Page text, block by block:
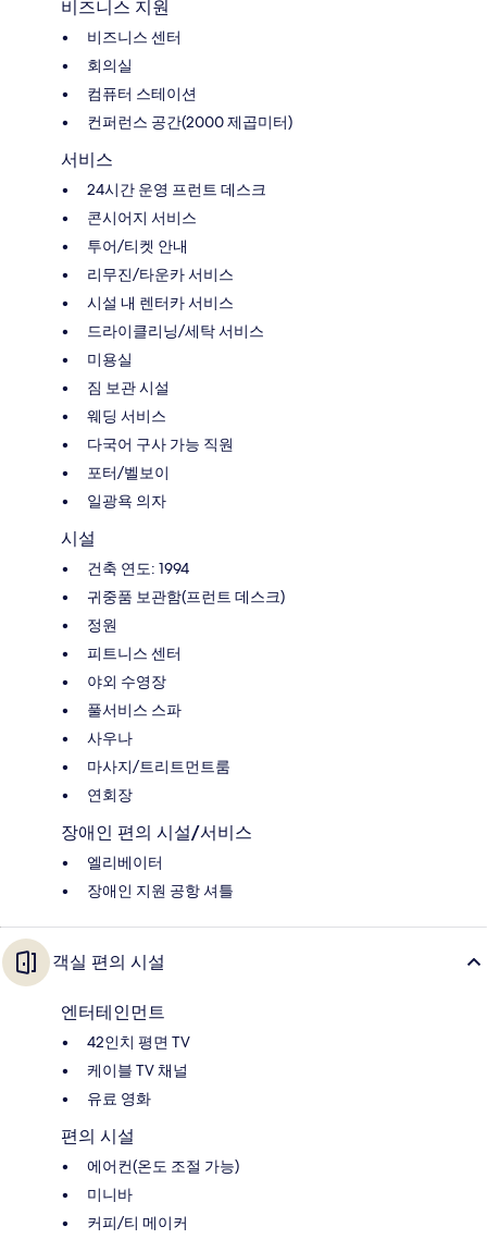
비즈니스 지원
비즈니스 센터
회의실
컴퓨터 스테이션
컨퍼런스 공간(2000 제곱미터)
서비스
24시간 운영 프런트 데스크
콘시어지 서비스
투어/티켓 안내
리무진/타운카 서비스
시설 내 렌터카 서비스
드라이클리닝/세탁 서비스
미용실
짐 보관 시설
웨딩 서비스
다국어 구사 가능 직원
포터/벨보이
일광욕 의자
시설
건축 연도: 1994
귀중품 보관함(프런트 데스크)
정원
피트니스 센터
야외 수영장
풀서비스 스파
사우나
마사지/트리트먼트룸
연회장
장애인 편의 시설/서비스
엘리베이터
장애인 지원 공항 셔틀
객실 편의 시설
엔터테인먼트
42인치 평면 TV
케이블 TV 채널
유료 영화
편의 시설
에어컨(온도 조절 가능)
미니바
커피/티 메이커